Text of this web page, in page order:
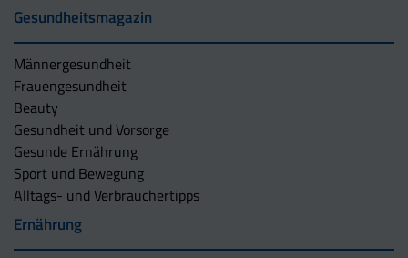
Gesundheitsmagazin
Männergesundheit
Frauengesundheit
Beauty
Gesundheit und Vorsorge
Gesunde Ernährung
Sport und Bewegung
Alltags- und Verbrauchertipps
Ernährung